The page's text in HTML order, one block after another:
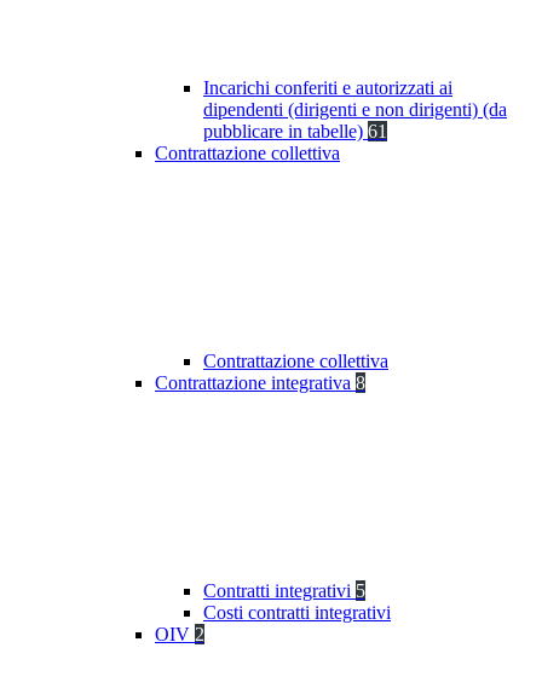
Incarichi conferiti e autorizzati ai
dipendenti (dirigenti e non dirigenti) (da
pubblicare in tabelle) 61
Contrattazione collettiva
Contrattazione collettiva
Contrattazione integrativa 8
Contratti integrativi 5
Costi contratti integrativi
OIV 2